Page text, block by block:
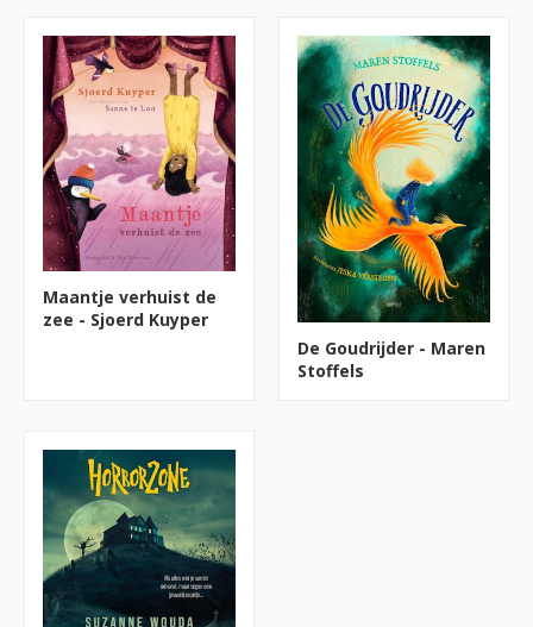
Maantje verhuist de
zee - Sjoerd Kuyper
De Goudrijder - Maren
Stoffels